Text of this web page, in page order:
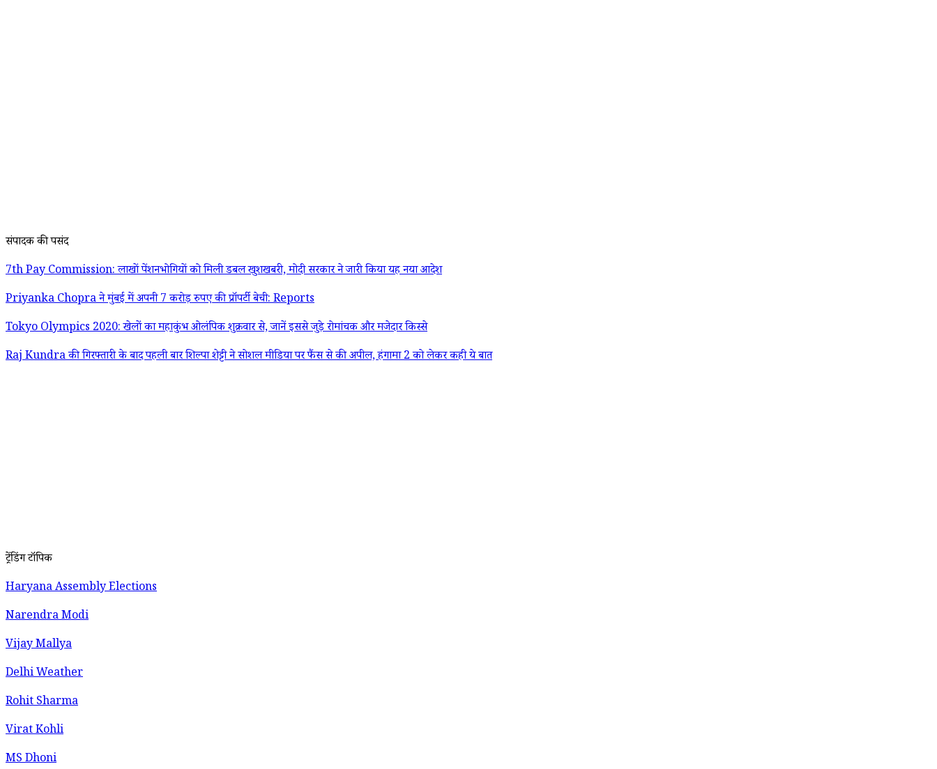
संपादक की पसंद
7th Pay Commission: लाखों पेंशनभोगियों को मिली डबल खुशखबरी, मोदी सरकार ने जारी किया यह नया आदेश
Priyanka Chopra ने मुंबई में अपनी 7 करोड़ रुपए की प्रॉपर्टी बेची: Reports
Tokyo Olympics 2020: खेलों का महाकुंभ ओलंपिक शुक्रवार से, जानें इससे जुड़े रोमांचक और मजेदार किस्से
Raj Kundra की गिरफ्तारी के बाद पहली बार शिल्पा शेट्टी ने सोशल मीडिया पर फैंस से की अपील, हंगामा 2 को लेकर कही ये बात
ट्रेंडिंग टॉपिक
Haryana Assembly Elections
Narendra Modi
Vijay Mallya
Delhi Weather
Rohit Sharma
Virat Kohli
MS Dhoni